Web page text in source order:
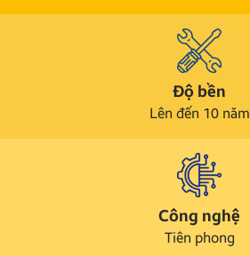
Độ bền
Lên đến 10 năm
Công nghệ
Tiên phong